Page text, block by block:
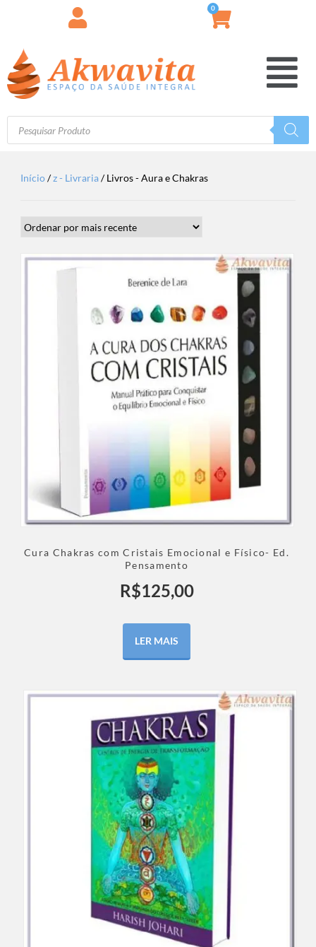
0
Início/z - Livraria/ Livros - Aura e Chakras
Cura Chakras com Cristais Emocional e Físico- Ed.
Pensamento
R$125,00
LER MAIS